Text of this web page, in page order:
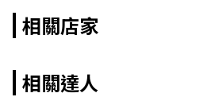
相關店家
相關達人